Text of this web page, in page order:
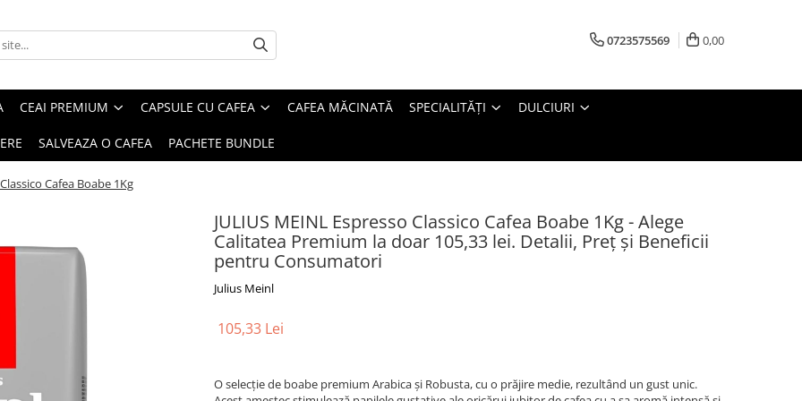
0723575569 0,00
CEAI PREMIUM CAPSULE CU CAFEA CAFEA MĂCINATĂ SPECIALITĂȚI DULCIURI
SALVEAZA O CAFEA PACHETE BUNDLE
Cafea Boabe 1Kg
JULIUS MEINL Espresso Classico Cafea Boabe 1Kg - Alege
Calitatea Premium la doar 105,33 lei. Detalii, Preț și Beneficii
pentru Consumatori
Julius Meinl
105,33 Lei
O selecție de boabe premium Arabica și Robusta, cu o prăjire medie, rezultând un gust unic.